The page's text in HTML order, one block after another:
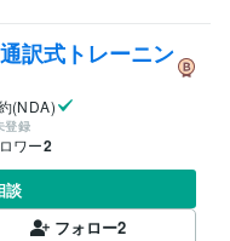
訳式トレーニン
(NDA)
登録
ワー2
談
フォロー2